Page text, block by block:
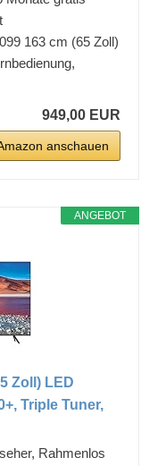
163 cm (65 Zoll)
949,00 EUR
anschauen
ANGEBOT
Zoll) LED
Triple Tuner,
Rahmenlos